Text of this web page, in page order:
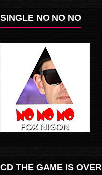
SINGLE NO NO NO
CD THE GAME IS OVER